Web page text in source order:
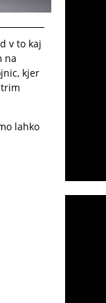
v to kaj
na
kjer
lahko